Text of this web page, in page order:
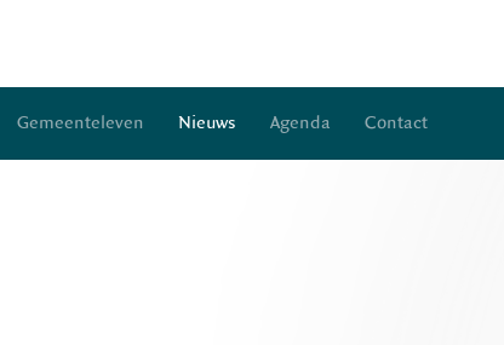
Gemeenteleven Nieuws Agenda Contact